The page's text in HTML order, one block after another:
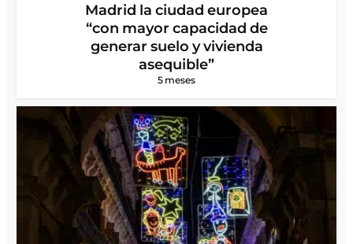
Madrid la ciudad europea
“con mayor capacidad de
generar suelo y vivienda
asequible”
5 meses